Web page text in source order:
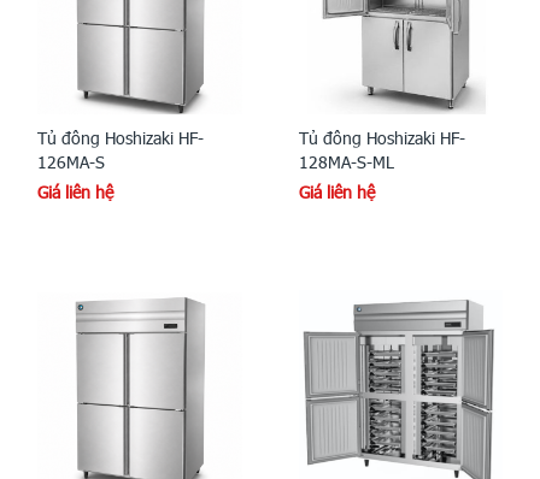
Tủ đông Hoshizaki HF-
126MA-S
Giá liên hệ
Tủ đông Hoshizaki HF-
128MA-S-ML
Giá liên hệ